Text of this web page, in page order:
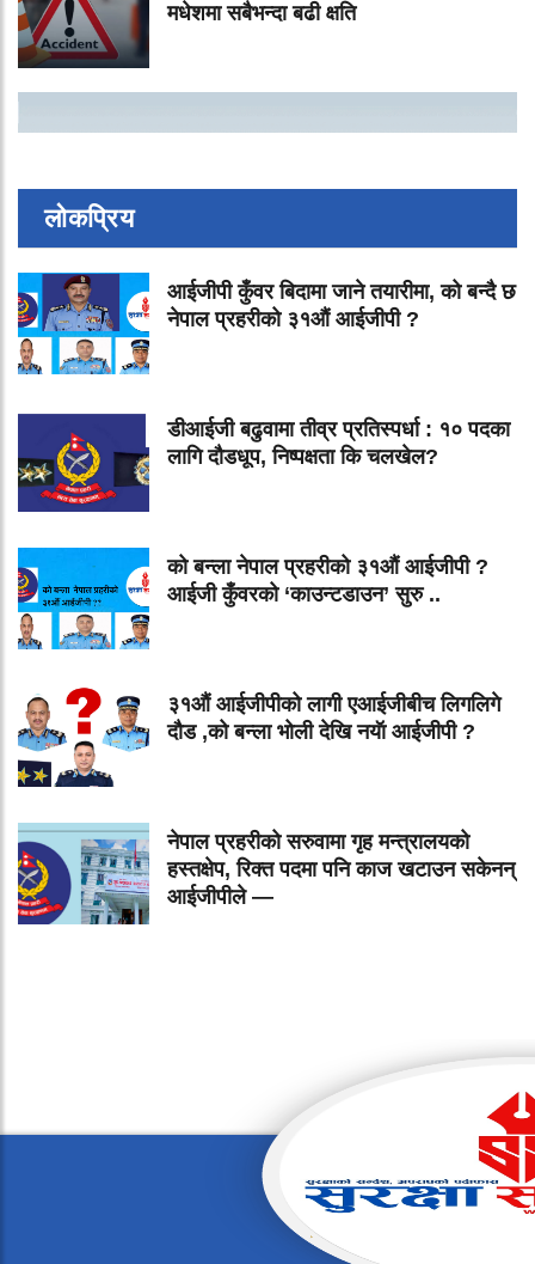
मधेशमा सबैभन्दा बढी क्षति
लोकप्रिय
आईजीपी कुँवर बिदामा जाने तयारीमा, को बन्दै छ
नेपाल प्रहरीको ३१औं आईजीपी ?
डीआईजी बढुवामा तीव्र प्रतिस्पर्धा : १० पदका
लागि दौडधूप, निष्पक्षता कि चलखेल?
को बन्ला नेपाल प्रहरीको ३१औं आईजीपी ?
आईजी कुँवरको ‘काउन्टडाउन’ सुरु ..
३१औं आईजीपीको लागी एआईजीबीच लिगलिगे
दौड ,को बन्ला भोली देखि नयॅा आईजीपी ?
नेपाल प्रहरीको सरुवामा गृह मन्त्रालयको
हस्तक्षेप, रिक्त पदमा पनि काज खटाउन सकेनन्
आईजीपीले —